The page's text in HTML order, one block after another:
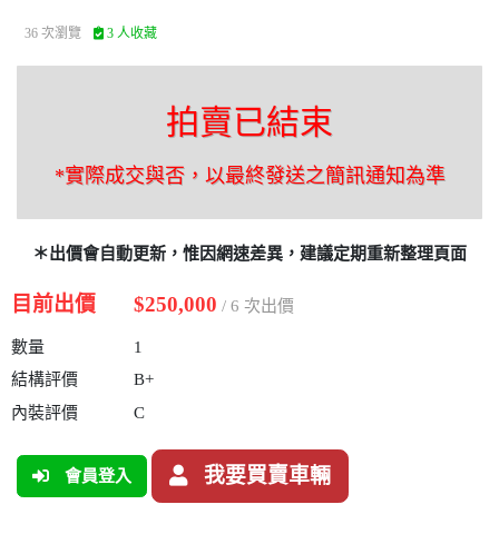
36 次瀏覽 3 人收藏
拍賣已結束
*實際成交與否，以最終發送之簡訊通知為準
＊出價會自動更新，惟因網速差異，建議定期重新整理頁面
目前出價 $250,000 / 6 次出價
數量
1
結構評價
B+
內裝評價
C
會員登入 我要買賣車輛